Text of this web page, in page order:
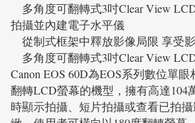
多角度可翻轉式3吋Clear View
拍攝並內建電子水平儀
從制式框架中釋放影像局限 享受
多角度可翻轉式3吋Clear View
Canon EOS 60D為EOS系列數位單
翻轉LCD螢幕的機型，擁有高達104
時顯示拍攝、短片拍攝或查看已拍